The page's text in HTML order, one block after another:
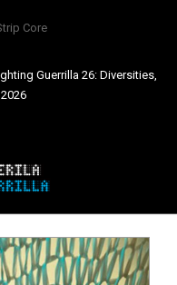
Core
Guerrilla 26: Diversities,